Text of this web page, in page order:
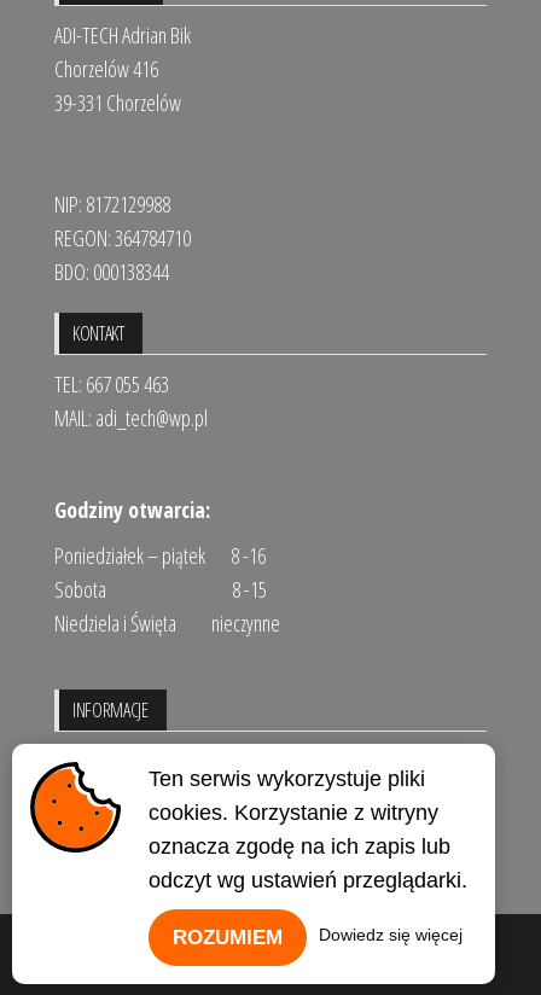
ADI-TECH Adrian Bik
Chorzelów 416
39-331 Chorzelów
NIP: 8172129988
REGON: 364784710
BDO: 000138344
KONTAKT
TEL: 667 055 463
MAIL: adi_tech@wp.pl
Godziny otwarcia:
Poniedziałek – piątek 8 -16
Sobota 8 -15
Niedziela i Święta nieczynne
INFORMACJE
Regulamin sklepu
Polityka prywatności
Kontakt
Dumnie wspierane przez WordPress Envo Storefront
Ten serwis wykorzystuje pliki
cookies. Korzystanie z witryny
oznacza zgodę na ich zapis lub
odczyt wg ustawień przeglądarki.
ROZUMIEM Dowiedz się więcej